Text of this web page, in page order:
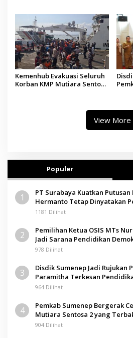
Kemenhub Evakuasi Seluruh
Korban KMP Mutiara Sentosa
View More
Populer
1
PT Surabaya Kuatkan
Hermanto Tetap Dinyatakan
Pamolokan
1181 Dilihat
2
Pemilihan Ketua OSIS MTs
Jadi Sarana Pendidikan
978 Dilihat
3
Disdik Sumenep Jadi Rujukan
Paramitha Terkesan
964 Dilihat
4
Pemkab Sumenep Bergerak
Mutiara Sentosa 2 yang
904 Dilihat